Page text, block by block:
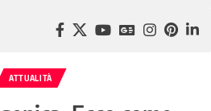
ATTUALITÀ